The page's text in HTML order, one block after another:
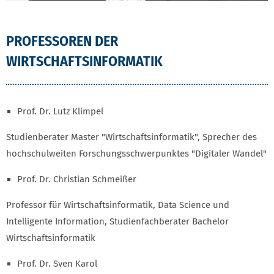
PROFESSOREN DER
WIRTSCHAFTSINFORMATIK
Prof. Dr. Lutz Klimpel
Studienberater Master "Wirtschaftsinformatik", Sprecher des
hochschulweiten Forschungsschwerpunktes "Digitaler Wandel"
Prof. Dr. Christian Schmeißer
Professor für Wirtschaftsinformatik, Data Science und
Intelligente Information, Studienfachberater Bachelor
Wirtschaftsinformatik
Prof. Dr. Sven Karol